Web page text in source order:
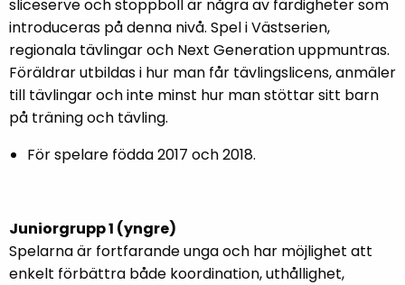
sliceserve och stoppboll är några av färdigheter som
introduceras på denna nivå. Spel i Västserien,
regionala tävlingar och Next Generation uppmuntras.
Föräldrar utbildas i hur man får tävlingslicens, anmäler
till tävlingar och inte minst hur man stöttar sitt barn
på träning och tävling.
För spelare födda 2017 och 2018.
Juniorgrupp 1 (yngre)
Spelarna är fortfarande unga och har möjlighet att
enkelt förbättra både koordination, uthållighet,